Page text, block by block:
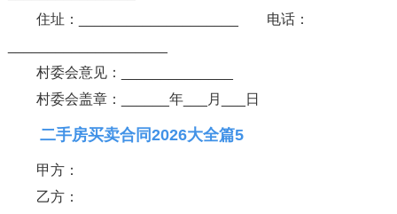
住址：____________________ 电话：
村委会意见：______________
村委会盖章：______年___月___日
二手房买卖合同2026大全篇5
甲方：
乙方：